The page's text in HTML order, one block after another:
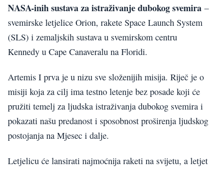
NASA-inih sustava za istraživanje dubokog svemira –
svemirske letjelice Orion, rakete Space Launch System
(SLS) i zemaljskih sustava u svemirskom centru
Kennedy u Cape Canaveralu na Floridi.
Artemis I prva je u nizu sve složenijih misija. Riječ je o
misiji koja za cilj ima testno letenje bez posade koji će
pružiti temelj za ljudska istraživanja dubokog svemira i
pokazati našu predanost i sposobnost proširenja ljudskog
postojanja na Mjesec i dalje.
Letjelicu će lansirati najmoćnija raketi na svijetu, a letjet